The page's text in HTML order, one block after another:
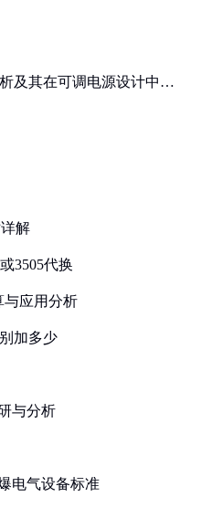
及其在可调电源设计中的
解
3505代换
与应用分析
加多少
与分析
电气设备标准